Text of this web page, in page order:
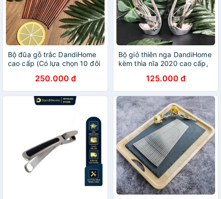
Bộ đũa gỗ trắc DandiHome
cao cấp (Có lựa chọn 10 đôi
250.000 đ
Bộ giỏ thiên nga DandiHome
kèm thìa nĩa 2020 cao cấp,
kèm thìa nĩa hoặc 1 giỏ
không)
125.000 đ